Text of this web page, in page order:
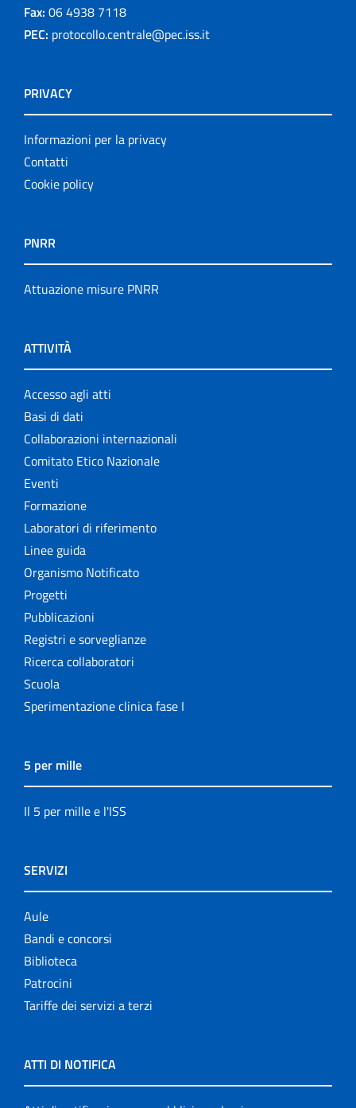
Fax: 06 4938 7118
PEC: protocollo.centrale@pec.iss.it
PRIVACY
Informazioni per la privacy
Contatti
Cookie policy
PNRR
Attuazione misure PNRR
ATTIVITÀ
Accesso agli atti
Basi di dati
Collaborazioni internazionali
Comitato Etico Nazionale
Eventi
Formazione
Laboratori di riferimento
Linee guida
Organismo Notificato
Progetti
Pubblicazioni
Registri e sorveglianze
Ricerca collaboratori
Scuola
Sperimentazione clinica fase I
5 per mille
Il 5 per mille e l'ISS
SERVIZI
Aule
Bandi e concorsi
Biblioteca
Patrocini
Tariffe dei servizi a terzi
ATTI DI NOTIFICA